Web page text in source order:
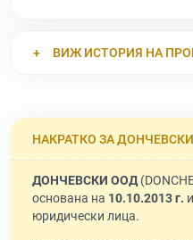
ВИЖ ИСТОРИЯ НА
НАКРАТКО ЗА ДОНЧЕВСКИ
ДОНЧЕВСКИ ООД
основана на 10.10.2013 г.
юридически лица.